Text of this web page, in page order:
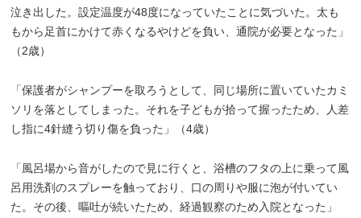
泣き出した。設定温度が48度になっていたことに気づいた。太も
もから足首にかけて赤くなるやけどを負い、通院が必要となった」
（2歳）
「保護者がシャンプーを取ろうとして、同じ場所に置いていたカミ
ソリを落としてしまった。それを子どもが拾って握ったため、人差
し指に4針縫う切り傷を負った」（4歳）
「風呂場から音がしたので見に行くと、浴槽のフタの上に乗って風
呂用洗剤のスプレーを触っており、口の周りや服に泡が付いてい
た。その後、嘔吐が続いたため、経過観察のため入院となった」